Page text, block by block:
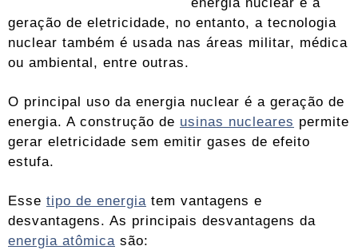
geração de eletricidade, no entanto, a tecnologia
nuclear também é usada nas áreas militar, médica
ou ambiental, entre outras.
O principal uso da energia nuclear é a geração de
energia. A construção de usinas nucleares permite
gerar eletricidade sem emitir gases de efeito
estufa.
Esse tipo de energia tem vantagens e
desvantagens. As principais desvantagens da
energia atômica são: